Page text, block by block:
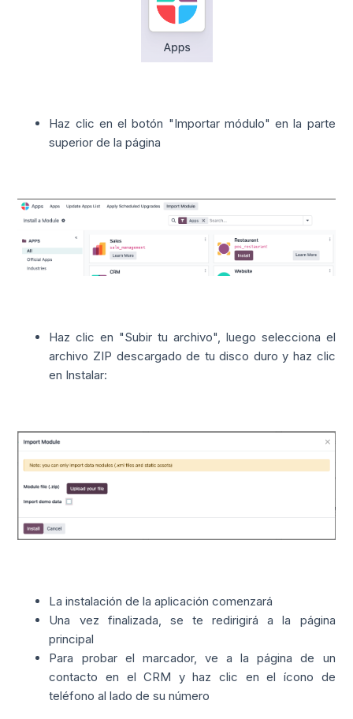
Haz clic en el botón "Importar módulo" en la parte
superior de la página
Haz clic en "Subir tu archivo", luego selecciona el
archivo ZIP descargado de tu disco duro y haz clic
en Instalar:
La instalación de la aplicación comenzará
Una vez finalizada, se te redirigirá a la página
principal
Para probar el marcador, ve a la página de un
contacto en el CRM y haz clic en el ícono de
teléfono al lado de su número